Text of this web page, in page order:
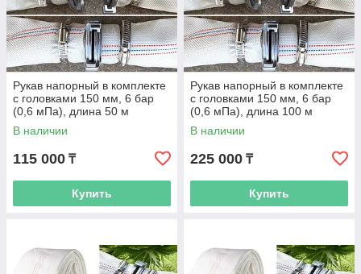
Рукав напорный в комплекте
с головками 150 мм, 6 бар
(0,6 мПа), длина 50 м
В наличии
115 000 ₸
Купить
Рукав напорный в комплекте
с головками 150 мм, 6 бар
(0,6 мПа), длина 100 м
В наличии
225 000 ₸
Купить